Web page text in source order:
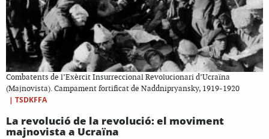
Combatents de l’Exèrcit Insurreccional Revolucionari d’Ucraïna
(Majnovista). Campament fortificat de Naddnipryansky, 1919-1920
| TSDKFFA
La revolució de la revolució: el moviment
majnovista a Ucraïna